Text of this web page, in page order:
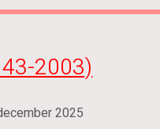
2003)
2025